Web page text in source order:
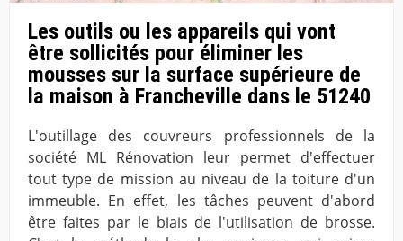
Les outils ou les appareils qui vont
être sollicités pour éliminer les
mousses sur la surface supérieure de
la maison à Francheville dans le 51240
L'outillage des couvreurs professionnels de la
société ML Rénovation leur permet d'effectuer
tout type de mission au niveau de la toiture d'un
immeuble. En effet, les tâches peuvent d'abord
être faites par le biais de l'utilisation de brosse.